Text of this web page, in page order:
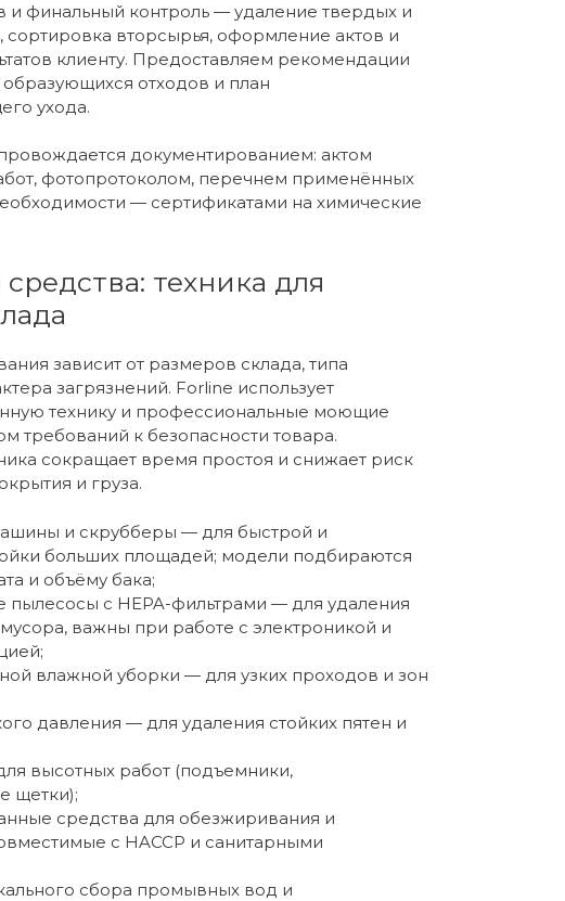
и финальный контроль — удаление твердых и
сортировка вторсырья, оформление актов и
клиенту. Предоставляем рекомендации
отходов и план
ухода.
документированием: актом
фотопротоколом, перечнем применённых
— сертификатами на химические
техника для
зависит от размеров склада, типа
загрязнений. Forline использует
технику и профессиональные моющие
требований к безопасности товара.
сокращает время простоя и снижает риск
и груза.
и скрубберы — для быстрой и
больших площадей; модели подбираются
и объёму бака;
пылесосы с HEPA-фильтрами — для удаления
важны при работе с электроникой и
влажной уборки — для узких проходов и зон
давления — для удаления стойких пятен и
высотных работ (подъемники,
щетки);
средства для обезжиривания и
с HACCP и санитарными
сбора промывных вод и